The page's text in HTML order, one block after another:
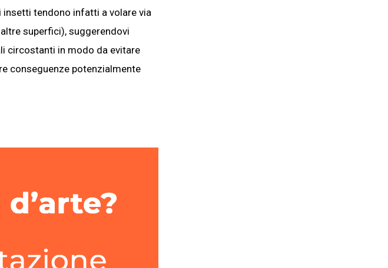
tendono infatti a volare via
superfici), suggerendovi
circostanti in modo da evitare
conseguenze potenzialmente